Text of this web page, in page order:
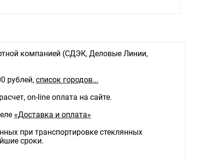
компанией (СДЭК, Деловые Линии,
рублей, список городов...
on-line оплата на сайте.
«Доставка и оплата»
при транспортировке стеклянных
сроки.